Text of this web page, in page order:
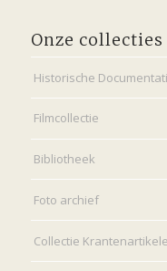
Onze collecties
Historische
Filmcollectie
Bibliotheek
Foto archief
Collectie